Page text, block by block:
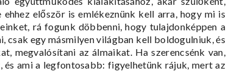
először is emlékeznünk kell arra, hogy mi is
rá fogunk döbbenni, hogy tulajdonképpen a
csak egy másmilyen világban kell boldogulniuk, és
megvalósítani az álmaikat. Ha szerencsénk van,
ami a legfontosabb: figyelhetünk rájuk, mert az